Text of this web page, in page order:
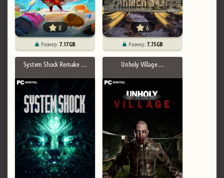
8
Размер:7.17 GB
6
Размер:7.75 GB
System Shock Remake … Unholy Village …